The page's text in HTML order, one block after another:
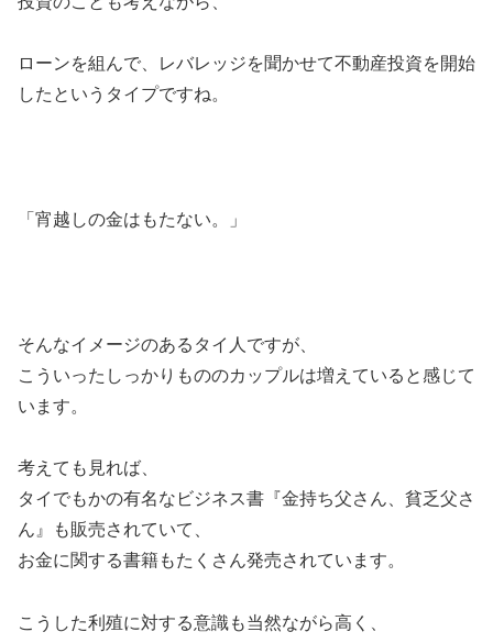
ローンを組んで、レバレッジを聞かせて不動産投資を開始
したというタイプですね。
「宵越しの金はもたない。」
そんなイメージのあるタイ人ですが、
こういったしっかりもののカップルは増えていると感じて
います。
考えても見れば、
タイでもかの有名なビジネス書『金持ち父さん、貧乏父さ
ん』も販売されていて、
お金に関する書籍もたくさん発売されています。
こうした利殖に対する意識も当然ながら高く、